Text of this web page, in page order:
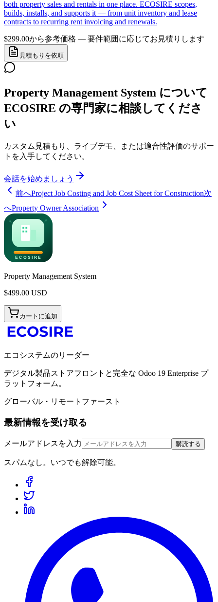
both property sales and rentals in one place. ECOSIRE scopes,
builds, installs, and supports it — from unit inventory and lease
contracts to recurring rent invoicing and renewals.
$299.00から参考価格 — 要件範囲に応じてお見積りします
見積もりを依頼
Property Management System について
ECOSIRE の専門家に相談してくださ
い
カスタム見積もり、ライブデモ、または適合性評価のサポー
トを入手してください。
会話を始めましょう
前へProject Job Costing and Job Cost Sheet for Construction次
へProperty Owner Association
Property Management System
$499.00 USD
カートに追加
エコシステムのリーダー
デジタル製品ストアフロントと完全な Odoo 19 Enterprise プ
ラットフォーム。
グローバル・リモートファースト
最新情報を受け取る
メールアドレスを入力 購読する
スパムなし。いつでも解除可能。